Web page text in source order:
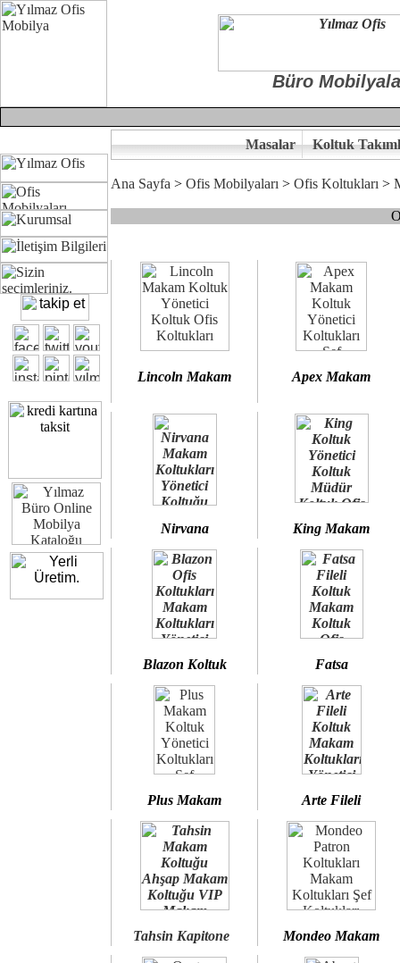
Büro
Ofisinizin dekorasyonunda ergonomi ve kaliteye önem
Çünkü sitemizde bulunan seçkin bürosit, goldsit ve modern
Size yakışan ofis koltuk tasarımına gelin birlikte karar verelim.
Kalite ve ergonomiyi arıyanların tercihi...Yılmaz Büro Mobilya
Masalar Koltuk
Ana Sayfa > Ofis Mobilyaları > Ofis Koltukları >
Lincoln Makam Apex Makam
Nirvana King Makam
Blazon Koltuk Fatsa
Plus Makam Arte Fileli
Tahsin Kapitone Mondeo Makam